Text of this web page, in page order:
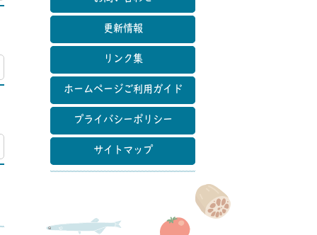
更新情報
リンク集
ホームページご利用ガイド
プライバシーポリシー
サイトマップ